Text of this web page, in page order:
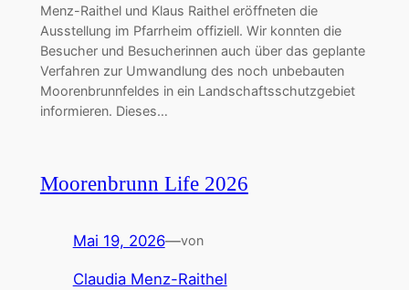
Menz-Raithel und Klaus Raithel eröffneten die
Ausstellung im Pfarrheim offiziell. Wir konnten die
Besucher und Besucherinnen auch über das geplante
Verfahren zur Umwandlung des noch unbebauten
Moorenbrunnfeldes in ein Landschaftsschutzgebiet
informieren. Dieses…
Moorenbrunn Life 2026
Mai 19, 2026—von
Claudia Menz-Raithel